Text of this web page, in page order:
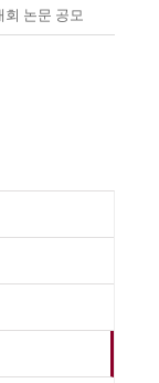
회 논문 공모